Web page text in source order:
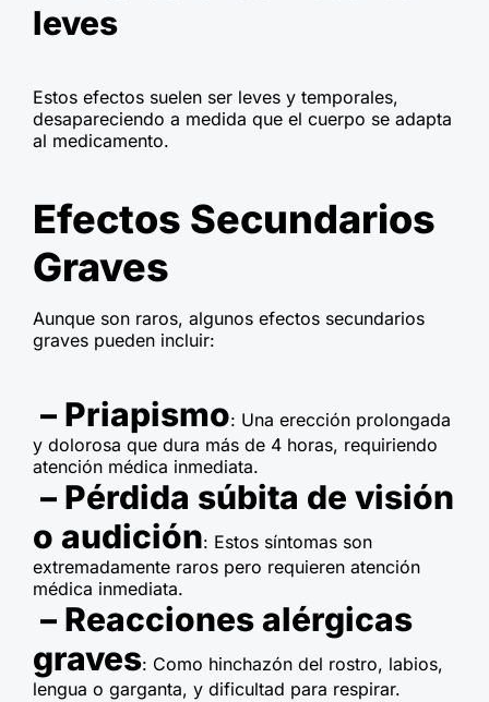
leves
Estos efectos suelen ser leves y temporales,
desapareciendo a medida que el cuerpo se adapta
al medicamento.
Efectos Secundarios
Graves
Aunque son raros, algunos efectos secundarios
graves pueden incluir:
– Priapismo: Una erección prolongada
y dolorosa que dura más de 4 horas, requiriendo
atención médica inmediata.
– Pérdida súbita de visión
o audición: Estos síntomas son
extremadamente raros pero requieren atención
médica inmediata.
– Reacciones alérgicas
graves: Como hinchazón del rostro, labios,
lengua o garganta, y dificultad para respirar.